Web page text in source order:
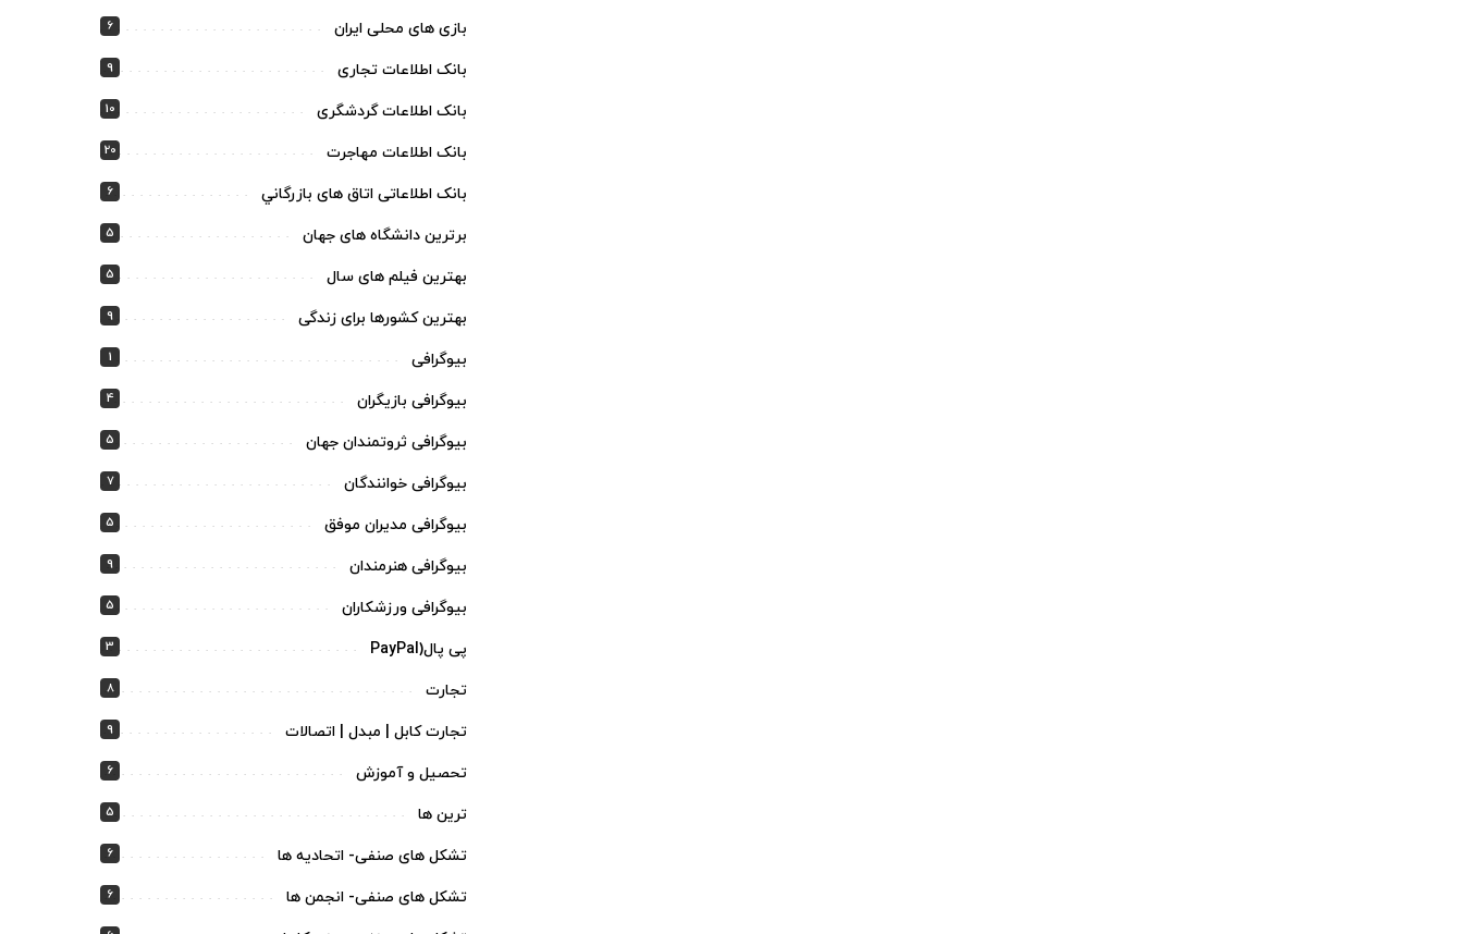
بازی های محلی ایران 6
بانک اطلاعات تجاری 9
بانک اطلاعات گردشگری 10
بانک اطلاعات مهاجرت 20
بانک اطلاعاتی اتاق های بازرگاني 6
برترین دانشگاه های جهان 5
بهترین فیلم های سال 5
بهترین کشورها برای زندگی 9
بیوگرافی 1
بیوگرافی بازیگران 4
بیوگرافی ثروتمندان جهان 5
بیوگرافی خوانندگان 7
بیوگرافی مدیران موفق 5
بیوگرافی هنرمندان 9
بیوگرافی ورزشکاران 5
پی پال(PayPal 3
تجارت 8
تجارت کابل | مبدل | اتصالات 9
تحصیل و آموزش 6
ترین ها 5
تشکل های صنفی- اتحادیه ها 6
تشکل های صنفی- انجمن ها 6